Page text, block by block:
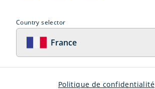
Country selector
France
Politique de confidentialité